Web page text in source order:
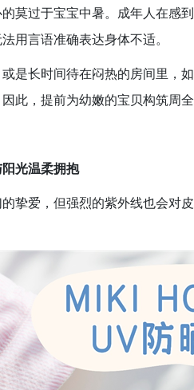
莫过于宝宝中暑。成年人在感
用言语准确表达身体不适。
是长时间待在闷热的房间里，
此，提前为幼嫩的宝贝构筑周
光温柔拥抱
挚爱，但强烈的紫外线也会对